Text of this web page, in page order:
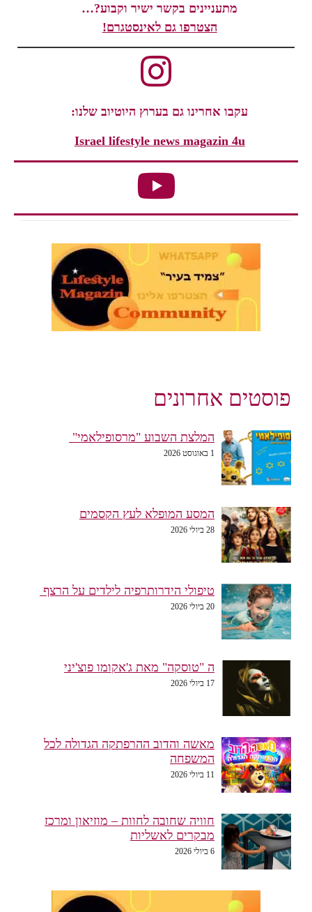
מתעניינים בקשר ישיר וקבוע?…
הצטרפו גם לאינסטגרם!
עקבו אחרינו גם בערוץ היוטיוב שלנו:
Israel lifestyle news magazin 4u
אחרונים
המלצת השבוע "מרסופילאמי"
1 באוגוסט 2026
המסע המופלא לעץ הקסמים
28 ביולי 2026
טיפולי הידרותרפיה לילדים על הרצף
20 ביולי 2026
ה "טוסקה" מאת ג'אקומו פוצ'יני
17 ביולי 2026
מאשה והדוב ההרפתקה הגדולה לכל
המשפחה
11 ביולי 2026
חוויה שחובה לחוות – מוזיאון ומרכז
מבקרים לאשליות
6 ביולי 2026